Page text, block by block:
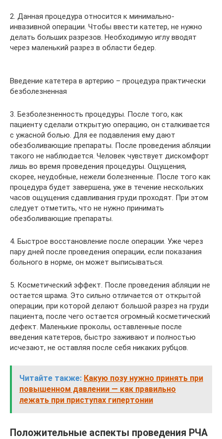
2. Данная процедура относится к минимально-
инвазивной операции. Чтобы ввести катетер, не нужно
делать больших разрезов. Необходимую иглу вводят
через маленький разрез в области бедер.
Введение катетера в артерию – процедура практически
безболезненная
3. Безболезненность процедуры. После того, как
пациенту сделали открытую операцию, он сталкивается
с ужасной болью. Для ее подавления ему дают
обезболивающие препараты. После проведения абляции
такого не наблюдается. Человек чувствует дискомфорт
лишь во время проведения процедуры. Ощущения,
скорее, неудобные, нежели болезненные. После того как
процедура будет завершена, уже в течение нескольких
часов ощущения сдавливания груди проходят. При этом
следует отметить, что не нужно принимать
обезболивающие препараты.
4. Быстрое восстановление после операции. Уже через
пару дней после проведения операции, если показания
больного в норме, он может выписываться.
5. Косметический эффект. После проведения абляции не
остается шрама. Это сильно отличается от открытой
операции, при которой делают большой разрез на груди
пациента, после чего остается огромный косметический
дефект. Маленькие проколы, оставленные после
введения катетеров, быстро заживают и полностью
исчезают, не оставляя после себя никаких рубцов.
Читайте также: Какую позу нужно принять при
повышенном давлении — как правильно
лежать при приступах гипертонии
Положительные аспекты проведения РЧА